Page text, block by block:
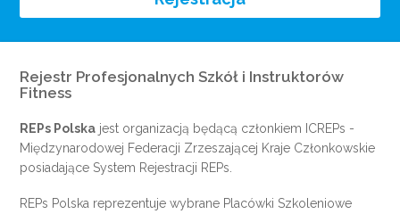
Rejestr Profesjonalnych Szkół i Instruktorów
Fitness
REPs Polska jest organizacją będącą członkiem ICREPs -
Międzynarodowej Federacji Zrzeszającej Kraje Członkowskie
posiadające System Rejestracji REPs.
REPs Polska reprezentuje wybrane Placówki Szkoleniowe